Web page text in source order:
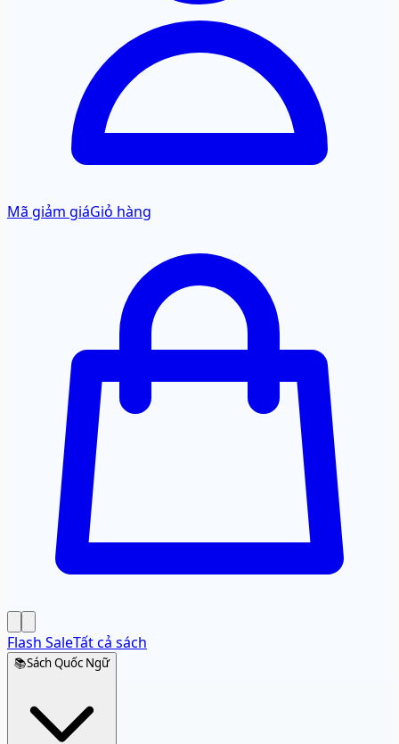
Mã giảm giáGiỏ hàng
Flash SaleTất cả sách
📚Sách Quốc Ngữ